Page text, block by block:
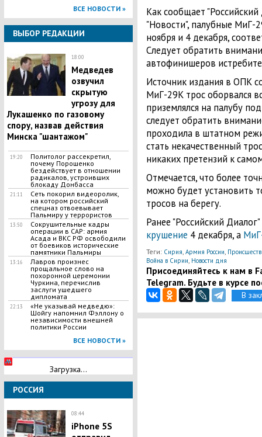
ВСЕ НОВОСТИ »
ВЫБОР РЕДАКЦИИ
18:00
Медведев
озвучил
скрытую
угрозу для
Лукашенко по газовому
спору, назвав действия
Минска "шантажом"
19:20
Политолог рассекретил,
почему Порошенко
бездействует в отношении
радикалов, устроивших
блокаду Донбасса
21:11
Сеть покорил видеоролик,
на котором российский
спецназ отвоевывает
Пальмиру у террористов
13:50
Сокрушительные кадры
операции в САР: армия
Асада и ВКС РФ освободили
от боевиков исторические
памятники Пальмиры
13:16
Лавров произнес
прощальное слово на
похоронной церемонии
Чуркина, перечислив
заслуги ушедшего
дипломата
22:13
​«Не указывай медведю»:
Шойгу напомнил Фэллону о
независимости внешней
политики России
ВСЕ НОВОСТИ »
Загрузка...
РОССИЯ
08:44
iPhone 5S
Как сообщает
"Новости", палубные МиГ-
ноября и 4 декабря,
Следует обратить
автофинишеров
Источник издания в ОПК
МиГ-29К трос оборвался
приземлялся на палубу
следует обратить
проходила в штатном
стать некачественный
никаких претензий к
Отмечается, что более
можно будет установить
тросов на берегу.
Ранее "Российский
крушение 4 декабря, а
Теги: Сирия, Армия России,
Война в Сирии, Новости дня
Присоединяйтесь к нам в
Telegram. Будьте в курсе
В